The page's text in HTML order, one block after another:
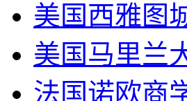
美国西雅图
美国马里兰
法国诺欧商